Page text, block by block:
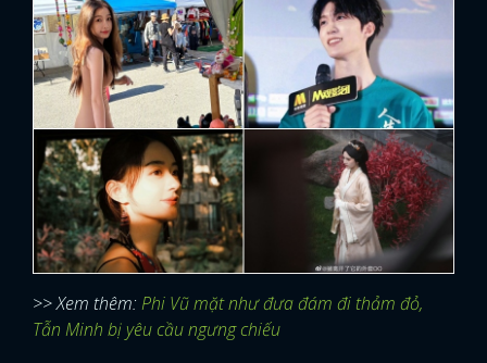
>> Xem thêm:Phi Vũ mặt như đưa đám đi thảm đỏ,
Tẫn Minh bị yêu cầu ngưng chiếu